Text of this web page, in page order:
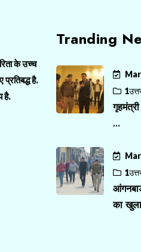
के उच्च
प्रतिबद्ध है.
है.
Tranding
...
का